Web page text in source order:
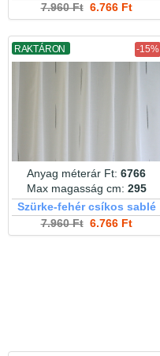
7.960 Ft6.766 Ft
RAKTÁRON -15%
Anyag méterár Ft: 6766
Max magasság cm: 295
Szürke-fehér csíkos sablé
7.960 Ft6.766 Ft